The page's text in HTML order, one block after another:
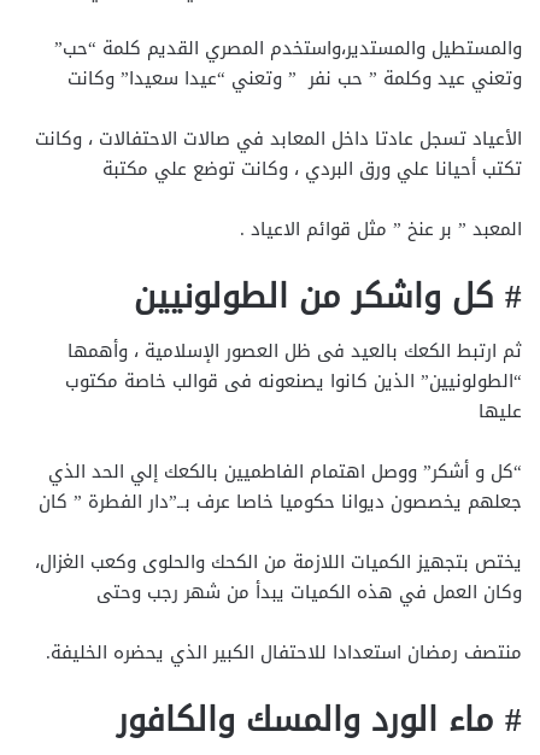
والمستطيل والمستدير،واستخدم المصري القديم كلمة “حب”
وتعني عيد وكلمة ” حب نفر ” وتعني “عيدا سعيدا” وكانت
الأعياد تسجل عادتا داخل المعابد في صالات الاحتفالات ، وكانت
تكتب أحيانا علي ورق البردي ، وكانت توضع علي مكتبة
المعبد ” بر عنخ ” مثل قوائم الاعياد .
# كل واشكر من الطولونيين
ثم ارتبط الكعك بالعيد فى ظل العصور الإسلامية ، وأهمها
“الطولونيين” الذين كانوا يصنعونه فى قوالب خاصة مكتوب
عليها
“كل و أشكر” ووصل اهتمام الفاطميين بالكعك إلي الحد الذي
جعلهم يخصصون ديوانا حكوميا خاصا عرف بــ”دار الفطرة ” كان
يختص بتجهيز الكميات اللازمة من الكحك والحلوى وكعب الغزال،
وكان العمل في هذه الكميات يبدأ من شهر رجب وحتى
منتصف رمضان استعدادا للاحتفال الكبير الذي يحضره الخليفة.
# ماء الورد والمسك والكافور